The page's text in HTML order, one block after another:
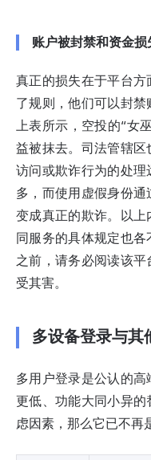
账户被封禁和资金损
真正的损失在于平台方
了规则，他们可以封
上表所示，空投的“女
益被抹去。司法管辖
访问或欺诈行为的处
多，而使用虚假身份
变成真正的欺诈。以
同服务的具体规定也
之前，请务必阅读该
受其害。
多设备登录与其
多用户登录是公认的
更低、功能大同小异
虑因素，那么它已不再